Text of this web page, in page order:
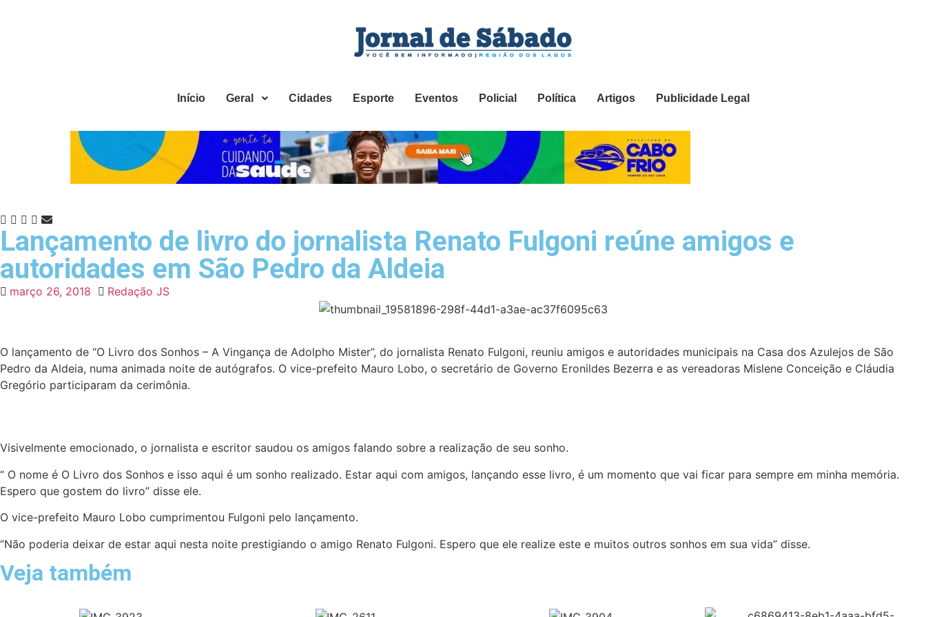
Início Geral Cidades Esporte Eventos Policial Política Artigos Publicidade Legal
Lançamento de livro do jornalista Renato Fulgoni reúne amigos e
autoridades em São Pedro da Aldeia
março 26, 2018 Redação JS
O lançamento de “O Livro dos Sonhos – A Vingança de Adolpho Mister”, do jornalista Renato Fulgoni, reuniu amigos e autoridades municipais na Casa dos Azulejos de São
Pedro da Aldeia, numa animada noite de autógrafos. O vice-prefeito Mauro Lobo, o secretário de Governo Eronildes Bezerra e as vereadoras Mislene Conceição e Cláudia
Gregório participaram da cerimônia.
Visivelmente emocionado, o jornalista e escritor saudou os amigos falando sobre a realização de seu sonho.
“ O nome é O Livro dos Sonhos e isso aqui é um sonho realizado. Estar aqui com amigos, lançando esse livro, é um momento que vai ficar para sempre em minha memória.
Espero que gostem do livro” disse ele.
O vice-prefeito Mauro Lobo cumprimentou Fulgoni pelo lançamento.
“Não poderia deixar de estar aqui nesta noite prestigiando o amigo Renato Fulgoni. Espero que ele realize este e muitos outros sonhos em sua vida” disse.
Veja também